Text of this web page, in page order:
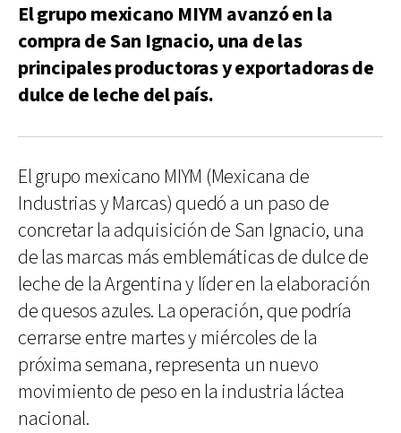
El grupo mexicano MIYM avanzó en la
compra de San Ignacio, una de las
principales productoras y exportadoras de
dulce de leche del país.
El grupo mexicano MIYM (Mexicana de
Industrias y Marcas) quedó a un paso de
concretar la adquisición de San Ignacio, una
de las marcas más emblemáticas de dulce de
leche de la Argentina y líder en la elaboración
de quesos azules. La operación, que podría
cerrarse entre martes y miércoles de la
próxima semana, representa un nuevo
movimiento de peso en la industria láctea
nacional.